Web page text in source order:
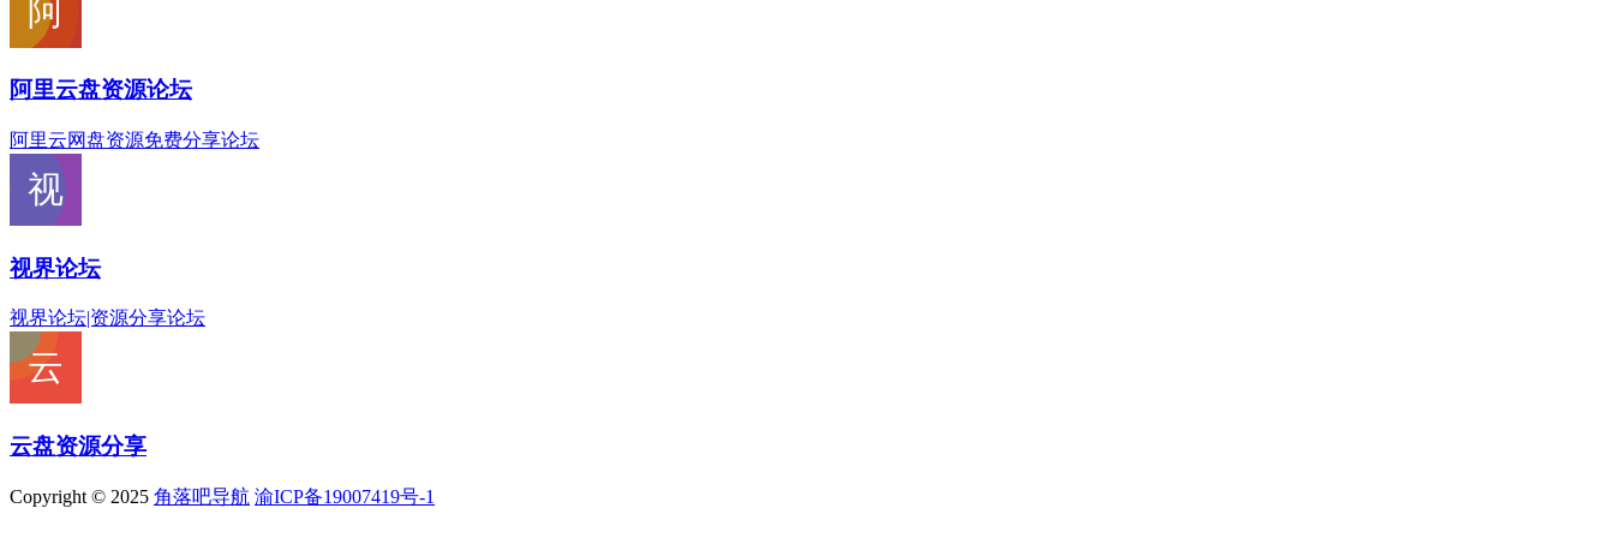
阿里云盘资源论坛
阿里云网盘资源免费分享论坛
视界论坛
视界论坛|资源分享论坛
云盘资源分享
Copyright © 2025 角落吧导航 渝ICP备19007419号-1